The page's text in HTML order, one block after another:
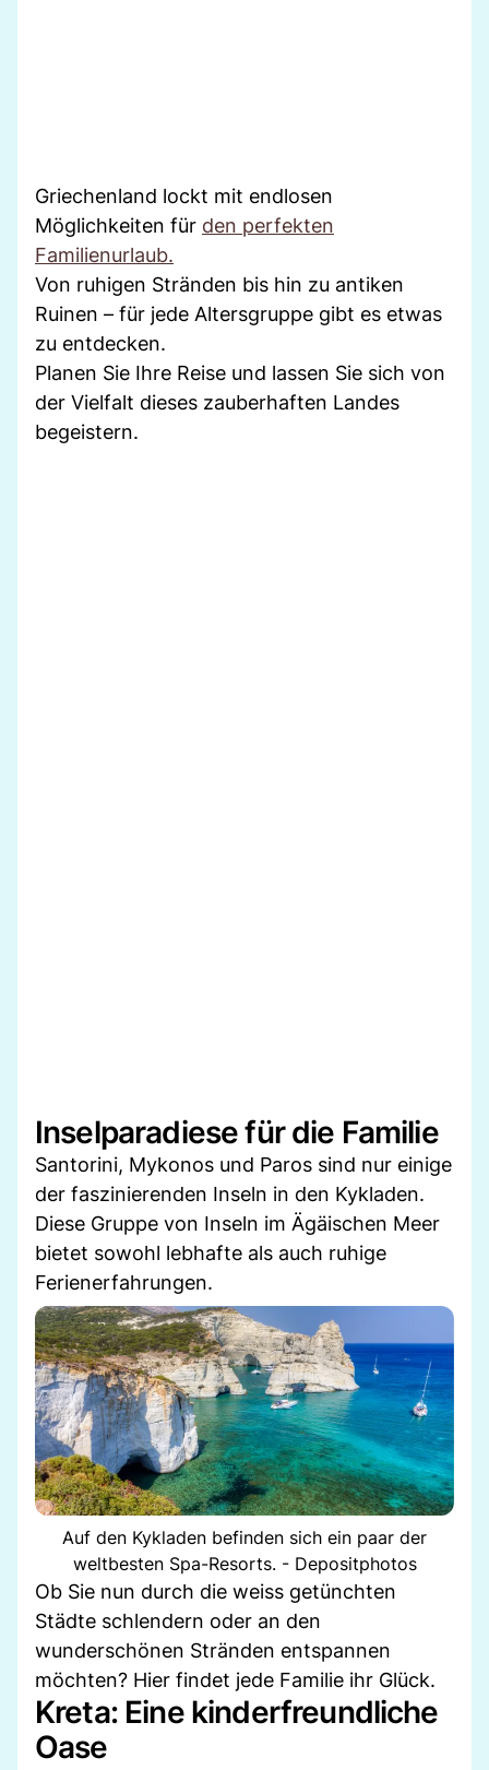
Griechenland lockt mit endlosen
Möglichkeiten für den perfekten
Familienurlaub.
Von ruhigen Stränden bis hin zu antiken
Ruinen – für jede Altersgruppe gibt es etwas
zu entdecken.
Planen Sie Ihre Reise und lassen Sie sich von
der Vielfalt dieses zauberhaften Landes
begeistern.
Inselparadiese für die Familie
Santorini, Mykonos und Paros sind nur einige
der faszinierenden Inseln in den Kykladen.
Diese Gruppe von Inseln im Ägäischen Meer
bietet sowohl lebhafte als auch ruhige
Ferienerfahrungen.
Auf den Kykladen befinden sich ein paar der
weltbesten Spa-Resorts. - Depositphotos
Ob Sie nun durch die weiss getünchten
Städte schlendern oder an den
wunderschönen Stränden entspannen
möchten? Hier findet jede Familie ihr Glück.
Kreta: Eine kinderfreundliche
Oase